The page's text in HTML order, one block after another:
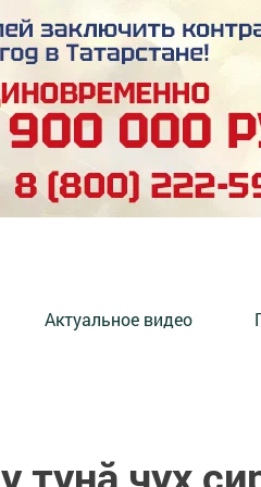
Актуальное видео
чух